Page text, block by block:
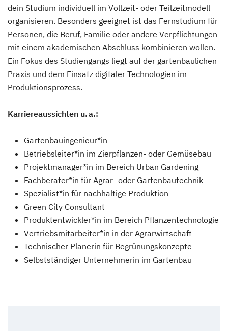
dein Studium individuell im Vollzeit- oder Teilzeitmodell
organisieren. Besonders geeignet ist das Fernstudium für
Personen, die Beruf, Familie oder andere Verpflichtungen
mit einem akademischen Abschluss kombinieren wollen.
Ein Fokus des Studiengangs liegt auf der gartenbaulichen
Praxis und dem Einsatz digitaler Technologien im
Produktionsprozess.
Karriereaussichten u. a.:
Gartenbauingenieur*in
Betriebsleiter*in im Zierpflanzen- oder Gemüsebau
Projektmanager*in im Bereich Urban Gardening
Fachberater*in für Agrar- oder Gartenbautechnik
Spezialist*in für nachhaltige Produktion
Green City Consultant
Produktentwickler*in im Bereich Pflanzentechnologie
Vertriebsmitarbeiter*in in der Agrarwirtschaft
Technischer Planerin für Begrünungskonzepte
Selbstständiger Unternehmerin im Gartenbau